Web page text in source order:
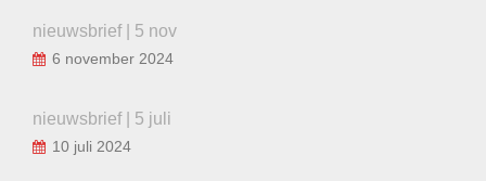
nieuwsbrief | 5 nov
6 november 2024
nieuwsbrief | 5 juli
10 juli 2024